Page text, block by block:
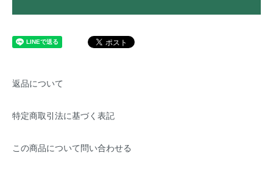
返品について
特定商取引法に基づく表記
この商品について問い合わせる